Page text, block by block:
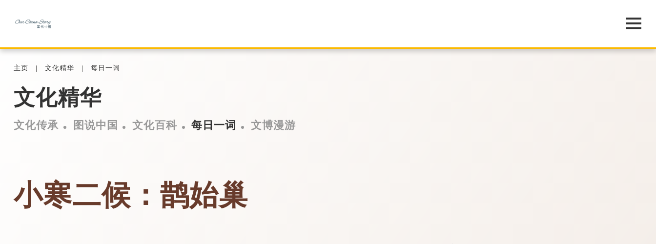
主页 文化精华 每日一词
文化精华
文化传承 图说中国 文化百科 每日一词 文博漫游
小寒二候：鹊始巢